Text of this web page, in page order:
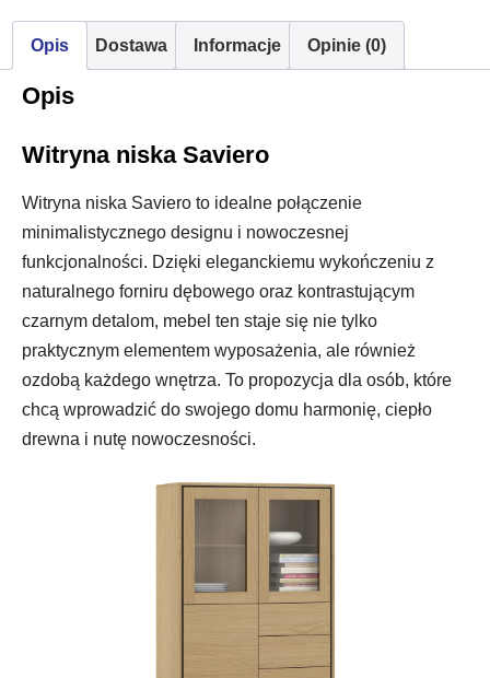
Opis Dostawa Informacje Opinie (0)
Opis
Witryna niska Saviero
Witryna niska Saviero to idealne połączenie
minimalistycznego designu i nowoczesnej
funkcjonalności. Dzięki eleganckiemu wykończeniu z
naturalnego forniru dębowego oraz kontrastującym
czarnym detalom, mebel ten staje się nie tylko
praktycznym elementem wyposażenia, ale również
ozdobą każdego wnętrza. To propozycja dla osób, które
chcą wprowadzić do swojego domu harmonię, ciepło
drewna i nutę nowoczesności.